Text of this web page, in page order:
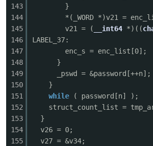
143
144
145
146
147
148
149
150
151
152
153
154
155
}
*(_WORD *)v21 =
v21 = (
__int64 *)((
LABEL_37:
enc_s = enc_list[0];
}
_pswd = &password[++n];
}
while
( password[n] );
struct_count_list =
v26 = 0;
v27 = &v34;